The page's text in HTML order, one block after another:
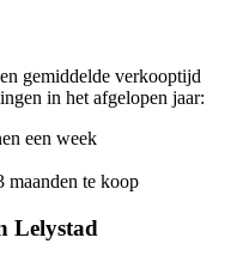
gemiddelde verkooptijd
in het afgelopen jaar:
een week
maanden te koop
Lelystad